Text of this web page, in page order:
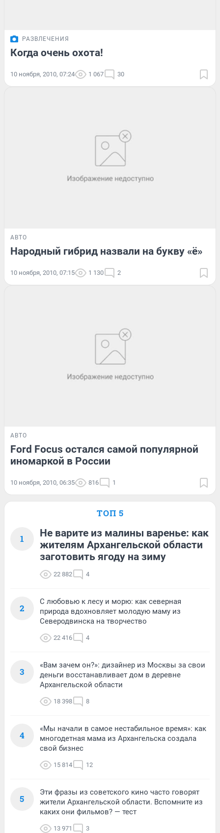
РАЗВЛЕЧЕНИЯ
Когда очень охота!
10 ноября, 2010, 07:24 1 067 30
АВТО
Народный гибрид назвали на букву «ё»
10 ноября, 2010, 07:15 1 130 2
АВТО
Ford Focus остался самой популярной
иномаркой в России
10 ноября, 2010, 06:35 816 1
ТОП 5
1
Не варите из малины варенье: как
жителям Архангельской области
заготовить ягоду на зиму
22 882 4
2
С любовью к лесу и морю: как северная
природа вдохновляет молодую маму из
Северодвинска на творчество
22 416 4
3
«Вам зачем он?»: дизайнер из Москвы за свои
деньги восстанавливает дом в деревне
Архангельской области
18 398 8
4
«Мы начали в самое нестабильное время»: как
многодетная мама из Архангельска создала
свой бизнес
15 814 12
5
Эти фразы из советского кино часто говорят
жители Архангельской области. Вспомните из
каких они фильмов? — тест
13 971 3